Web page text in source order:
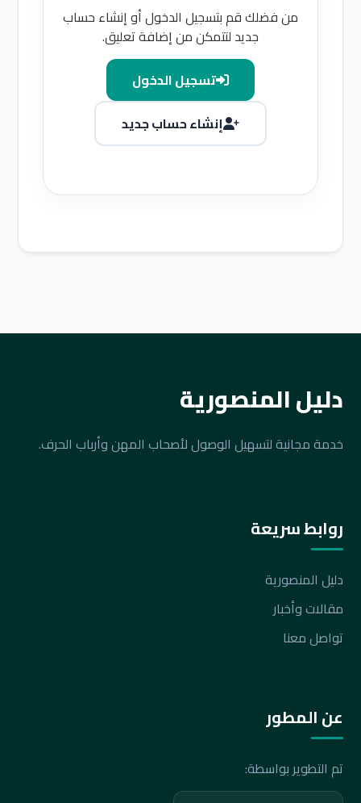
من فضلك قم بتسجيل الدخول أو إنشاء حساب
جديد لتتمكن من إضافة تعليق.
تسجيل الدخول
إنشاء حساب جديد
دليل المنصورية
خدمة مجانية لتسهيل الوصول لأصحاب المهن وأرباب الحرف.
روابط سريعة
دليل المنصورية
مقالات وأخبار
تواصل معنا
عن المطور
تم التطوير بواسطة: